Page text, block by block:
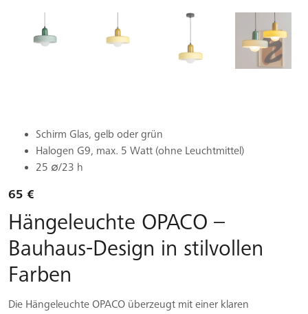
Schirm Glas, gelb oder grün
Halogen G9, max. 5 Watt (ohne Leuchtmittel)
25 ∅/23 h
65 €
Hängeleuchte OPACO –
Bauhaus-Design in stilvollen
Farben
Die Hängeleuchte OPACO überzeugt mit einer klaren